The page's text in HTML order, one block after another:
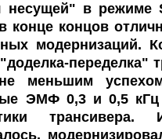
несущей" в
конце концов
модернизаций.
переделка"
меньшим
ЭМФ 0,3 и 0,5